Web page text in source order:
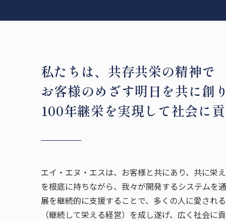
私たちは、共存共栄の精神で
お客様のめざす明日を共に創
100年継栄を実現して社会に
エイ・エヌ・エスは、お客様と共にあり、共に栄
を根底に持ちながら、我々が開発するシステムを
展を継続的に支援することで、多くの人に愛され
（継続して栄える経営）を成し遂げ、広く社会に